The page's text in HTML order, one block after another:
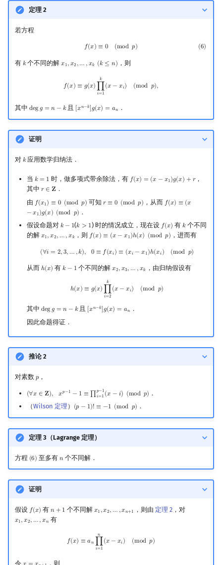
定理 2
若方程
𝑓(𝑥) ≡ 0 (mod 𝑝) (6)
(6) (x ≡ modp )
有 𝑘
k个不同的解𝑥1,𝑥2 ,… ,𝑥𝑘 (𝑘 ≤ 𝑛)
x1,x2, …,x k (k ≤n) ，则
𝑓(𝑥) ≡ 𝑔(𝑥)
𝑘
∏
𝑖=1
(𝑥 − 𝑥𝑖) (mod 𝑝),
∏i=
其中 deg𝑔 = 𝑛 − 𝑘
degg =n −k 且 [𝑥𝑛−𝑘]𝑔(𝑥) = 𝑎𝑛
[xn−k]g(x) =a n ．
证明
对 𝑘
k应用数学归纳法．
当 𝑘 = 1
k=1 时，做多项式带余除法，有 𝑓(𝑥) = (𝑥 − 𝑥1)𝑔(𝑥) + 𝑟
f(x)= x− x1) g( x)+r
，
其中 𝑟 ∈ 𝐙
r∈Z
．
由 𝑓(𝑥1) ≡ 0 (mod 𝑝)
f(x1)≡ 0( modp) 可知 𝑟 ≡ 0 (mod 𝑝)
r≡0 (modp) ，从而 𝑓(𝑥) ≡ (𝑥
−𝑥1)𝑔(𝑥) (mod 𝑝)
f(x)≡ (x− x1
．
假设命题对 𝑘− 1
k−1 (𝑘 > 1
k >1 ) 时的情况成立，现在设 𝑓(𝑥)
f(x) 有 𝑘
k个不同
的解 𝑥1,𝑥2, …,𝑥𝑘
x1,x2,…,x k ，则 𝑓(𝑥) ≡ (𝑥 − 𝑥1)ℎ(𝑥) (mod 𝑝)
f(x)≡ (x− x1 )h (x)(modp ) ，进而有
(∀𝑖 = 2,3, … ,𝑘), 0 ≡ 𝑓(𝑥𝑖) ≡ (𝑥𝑖 − 𝑥1)ℎ(𝑥𝑖) (mod 𝑝)
(∀ 3,… k), 0 ≡f(xi)≡(x i−x1)h(x i)(mod )
从而 ℎ(𝑥)
h(x) 有 𝑘 − 1
k −1 个不同的解 𝑥2,𝑥3, … ,𝑥𝑘
x2,x3,…,x k ，由归纳假设有
ℎ(𝑥) ≡ 𝑔(𝑥)
𝑘
∏
𝑖=2
(𝑥 − 𝑥𝑖) (mod 𝑝)
∏i=
其中 deg𝑔 = 𝑛 − 𝑘
degg =n −k 且 [𝑥𝑛−𝑘]𝑔(𝑥) = 𝑎𝑛
[xn−k]g(x) =a n
．
因此命题得证．
推论 2
对素数𝑝
p，
(∀𝑥 ∈ 𝐙), 𝑥𝑝−1 − 1 ≡ ∏𝑝−1
𝑖=1 (𝑥 − 𝑖) (mod 𝑝)
(∀x∈Z ), x −1−1≡ ∏i =1 p− x−i)(modp
．
（Wilson 定理 ） (𝑝 − 1)! ≡ −1 (mod 𝑝)
(p −1) !≡− 1(mod p) ．
定理 3（Lagrange 定理）
方程 (6)
(6) 至多有 𝑛
n个不同解．
证明
假设 𝑓(𝑥)
f(x) 有 𝑛 + 1
n+1 个不同解 𝑥1 ,𝑥2, … ,𝑥𝑛+1
x1 ,x2,…,x n+1 ，则由 定理 2，对
𝑥1,𝑥2, …,𝑥𝑛
x1,x2,…,x n 有
𝑓(𝑥) ≡ 𝑎𝑛
𝑛
∏
𝑖=1
(𝑥 − 𝑥𝑖) (mod 𝑝)
f( n∏i= 1 i mod
令 ，则